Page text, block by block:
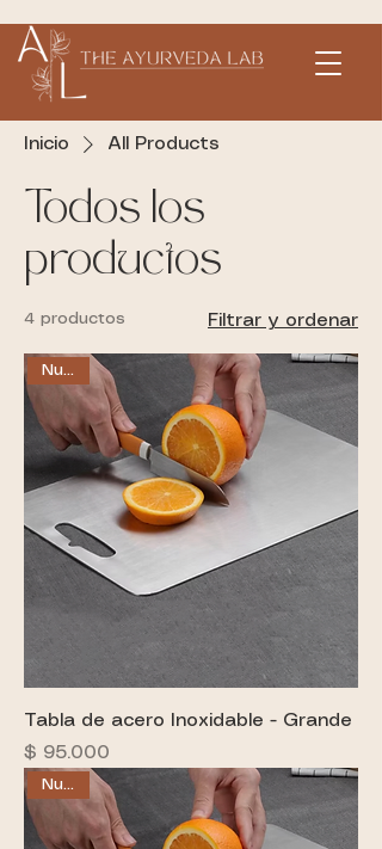
Inicio All Products
Todos los
productos
4 productos Filtrar y ordenar
Nuevo
Tabla de acero Inoxidable - Grande
Precio
$ 95.000
Nuevo